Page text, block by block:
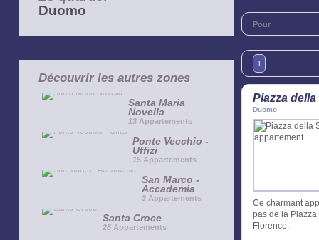
Duomo
Découvrir les autres zones
Santa Maria
Novella
13 Appartements
Ponte Vecchio -
Uffizi
15 Appartements
San Marco -
Accademia
3 Appartements
Santa Croce
28 Appartements
Pour
1
Piazza
Duomo
Ce charmant
pas de la
Florence.